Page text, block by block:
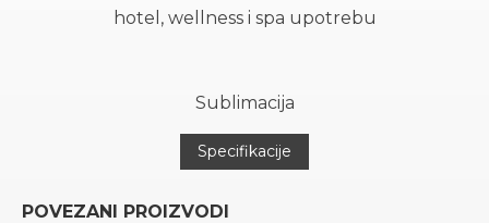
hotel, wellness i spa upotrebu
Sublimacija
Specifikacije
POVEZANI PROIZVODI